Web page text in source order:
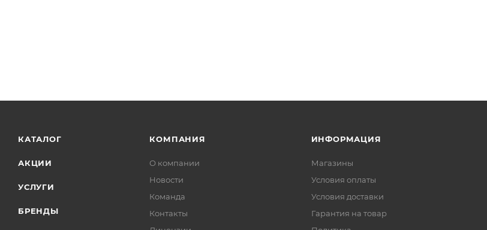
КАТАЛОГ
АКЦИИ
УСЛУГИ
БРЕНДЫ
КОМПАНИЯ
О компании
Новости
Команда
Контакты
ИНФОРМАЦИЯ
Магазины
Условия оплаты
Условия доставки
Гарантия на товар